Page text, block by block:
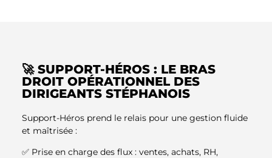
🚀 SUPPORT-HÉROS : LE BRAS
DROIT OPÉRATIONNEL DES
DIRIGEANTS STÉPHANOIS
Support-Héros prend le relais pour une gestion fluide
et maîtrisée :
✅ Prise en charge des flux : ventes, achats, RH,